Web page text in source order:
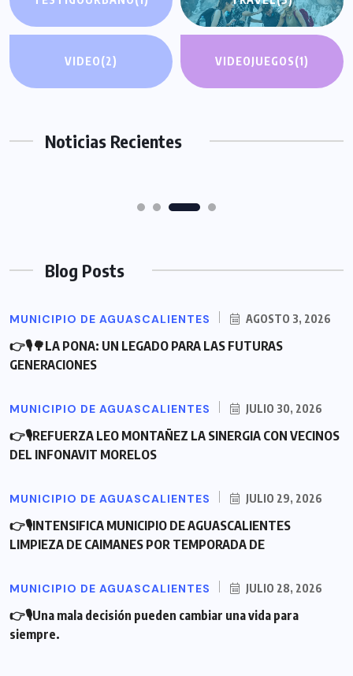
VIDEO(2) VIDEOJUEGOS(1)
Noticias Recientes
MUNICIPIO DE AGUASCALIENTES
👉🎙REFUERZA LEO MONTAÑEZ LA
SINERGIA CON VECINOS DEL INFONAVIT
MORELOS AL ESCUCHAR, ATENDER Y
JULIO 30, 2026
MUNICIPIO DE AGUASCALIENTES
👉🎙INTENSIFICA MUNICIPIO DE
AGUASCALIENTES LIMPIEZA DE
CAIMANES POR TEMPORADA DE
JULIO 29, 2026
Blog Posts
MUNICIPIO DE AGUASCALIENTES AGOSTO 3, 2026
👉🎙🌳LA PONA: UN LEGADO PARA LAS FUTURAS
GENERACIONES
MUNICIPIO DE AGUASCALIENTES JULIO 30, 2026
👉🎙REFUERZA LEO MONTAÑEZ LA SINERGIA CON VECINOS
DEL INFONAVIT MORELOS
MUNICIPIO DE AGUASCALIENTES JULIO 29, 2026
👉🎙INTENSIFICA MUNICIPIO DE AGUASCALIENTES
LIMPIEZA DE CAIMANES POR TEMPORADA DE
MUNICIPIO DE AGUASCALIENTES JULIO 28, 2026
👉🎙Una mala decisión pueden cambiar una vida para
siempre.